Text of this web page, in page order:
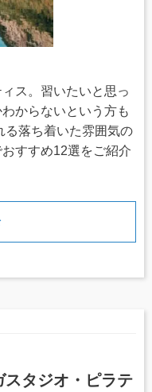
ス。習いたいと思っ
からないという方も
る落ち着いた雰囲気の
すすめ12選をご紹介
スタジオ・ピラテ